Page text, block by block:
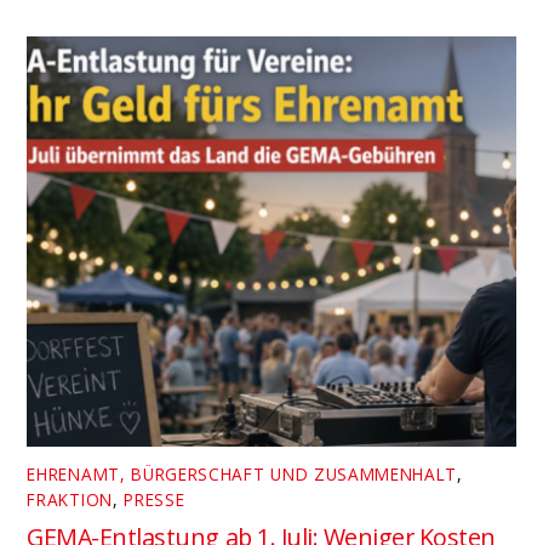
EHRENAMT, BÜRGERSCHAFT UND ZUSAMMENHALT,
FRAKTION,PRESSE
GEMA-Entlastung ab 1. Juli: Weniger Kosten